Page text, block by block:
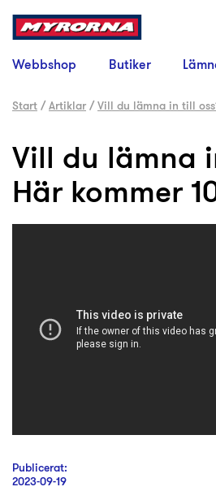
Webbshop Butiker
Start /Artiklar /Vill du lämna in till
Vill du lämna
Här kommer
Publicerat:
2023-09-19